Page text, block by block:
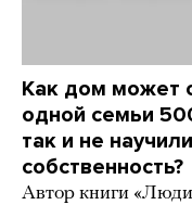
Как дом может
одной семьи
так и не
собственность?
Автор книги